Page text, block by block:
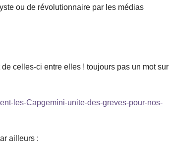
ou de révolutionnaire par les médias
celles-ci entre elles ! toujours pas un mot sur
les-Capgemini-unite-des-greves-pour-nos-
ailleurs :